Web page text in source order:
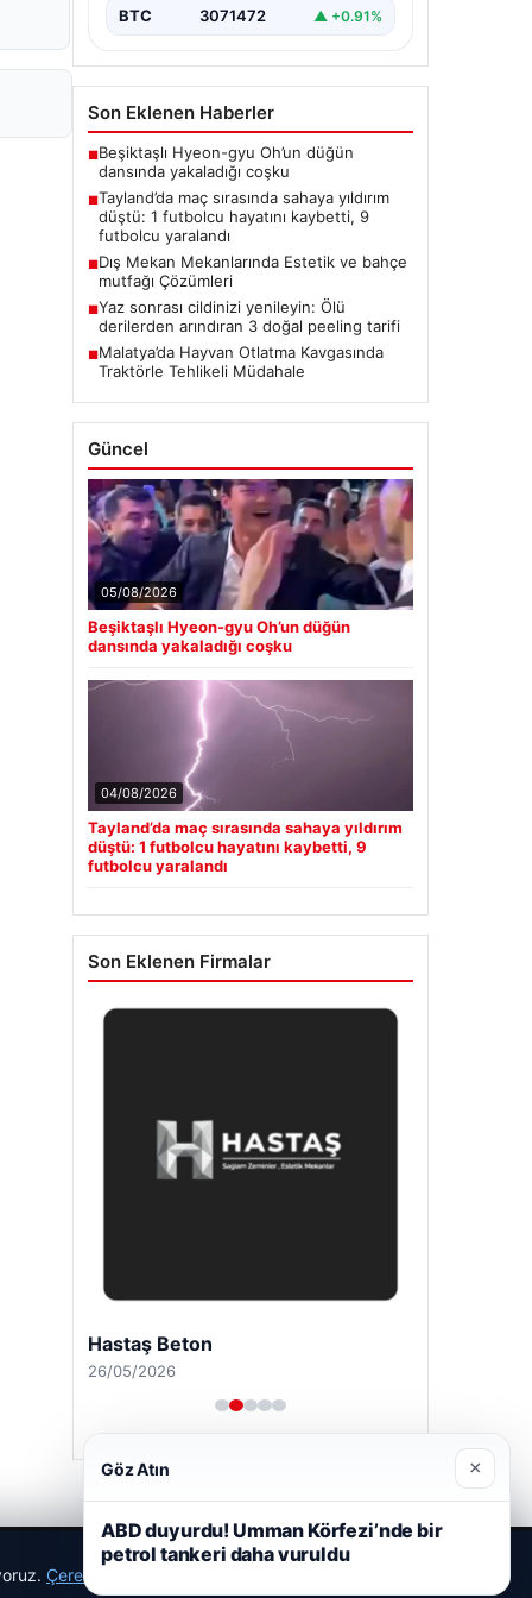
BTC 3071472 ▲ +0.91%
Son Eklenen Haberler
■Beşiktaşlı Hyeon-gyu Oh’un düğün
dansında yakaladığı coşku
■Tayland’da maç sırasında sahaya yıldırım
düştü: 1 futbolcu hayatını kaybetti, 9
futbolcu yaralandı
■Dış Mekan Mekanlarında Estetik ve bahçe
mutfağı Çözümleri
■Yaz sonrası cildinizi yenileyin: Ölü
derilerden arındıran 3 doğal peeling tarifi
■Malatya’da Hayvan Otlatma Kavgasında
Traktörle Tehlikeli Müdahale
Güncel
05/08/2026
Beşiktaşlı Hyeon-gyu Oh’un düğün
dansında yakaladığı coşku
04/08/2026
Tayland’da maç sırasında sahaya yıldırım
düştü: 1 futbolcu hayatını kaybetti, 9
futbolcu yaralandı
Son Eklenen Firmalar
Hastaş Beton
26/05/2026
Çerez Politikamız
Göz Atın ×
ABD duyurdu! Umman Körfezi’nde bir
petrol tankeri daha vuruldu